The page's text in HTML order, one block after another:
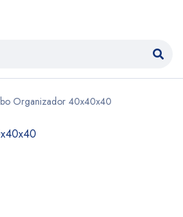
Organizador 40x40x40